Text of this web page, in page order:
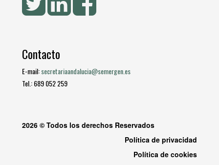
Contacto
E-mail:secretariaandalucia@semergen.es
Tel.: 689 052 259
2026 © Todos los derechos Reservados
Política de privacidad
Política de cookies